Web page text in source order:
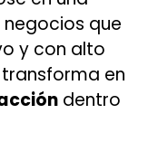
que
y con alto
en
dentro